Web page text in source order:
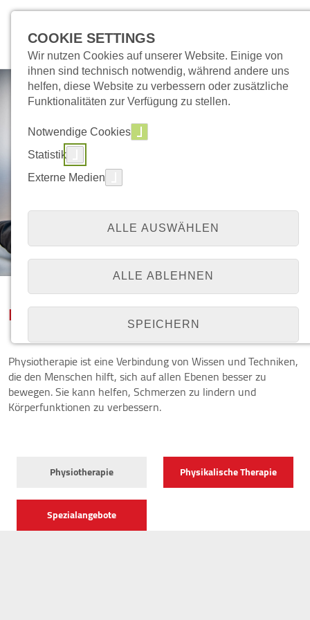
Physiotherapie
Physiotherapie ist eine Verbindung von Wissen und Techniken,
die den Menschen hilft, sich auf allen Ebenen besser zu
bewegen. Sie kann helfen, Schmerzen zu lindern und
Körperfunktionen zu verbessern.
Physiotherapie Physikalische Therapie
Spezialangebote
COOKIE SETTINGS
Wir nutzen Cookies auf unserer Website. Einige von
ihnen sind technisch notwendig, während andere uns
helfen, diese Website zu verbessern oder zusätzliche
Funktionalitäten zur Verfügung zu stellen.
Notwendige Cookies
Statistik
Externe Medien
ALLE AUSWÄHLEN
ALLE ABLEHNEN
SPEICHERN
Details anzeigen
NOTWENDIGE COOKIES
Name:
cookie_consent
Impressum |Datenschutz